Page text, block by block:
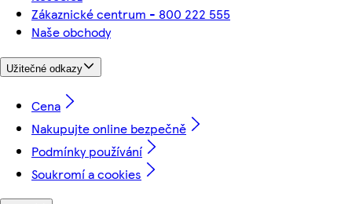
Zákaznické centrum - 800 222 555
Naše obchody
Užitečné odkazy
Cena
Nakupujte online bezpečně
Podmínky používání
Soukromí a cookies